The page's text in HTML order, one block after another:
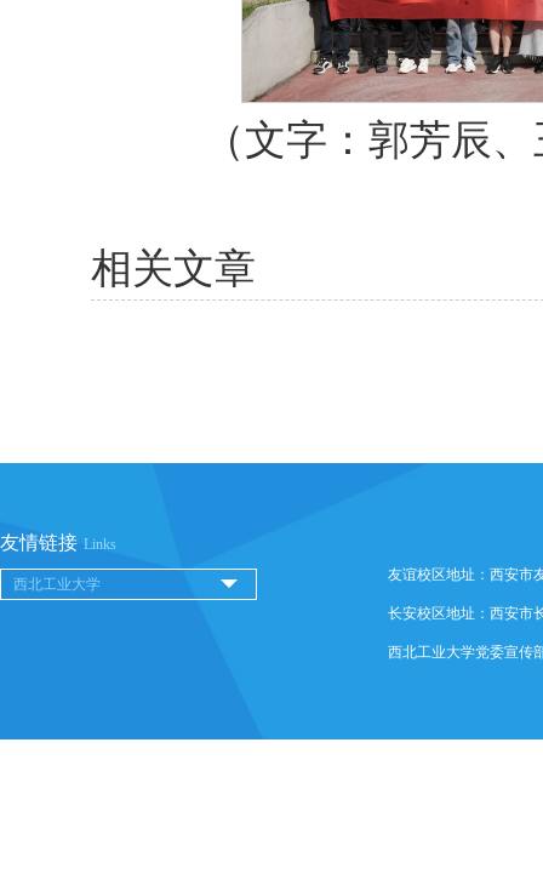
（文字：郭芳辰
相关文章
友情链接 Links
友谊校区地址：西安市
长安校区地址：西安市
西北工业大学党委宣传